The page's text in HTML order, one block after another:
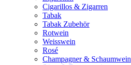
Cigarillos & Zigarren
Tabak
Tabak Zubehör
Rotwein
Weisswein
Rosé
Champagner & Schaumwein